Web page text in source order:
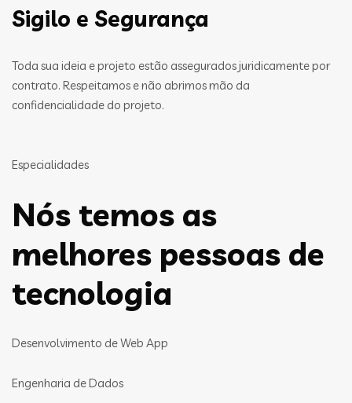
Sigilo e Segurança
Toda sua ideia e projeto estão assegurados juridicamente por
contrato. Respeitamos e não abrimos mão da
confidencialidade do projeto.
Especialidades
Nós temos as
melhores pessoas de
tecnologia
Desenvolvimento de Web App
Engenharia de Dados